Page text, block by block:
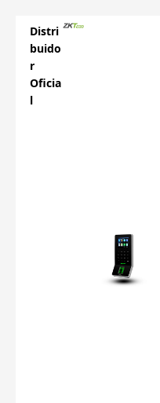
Distri
buido
r
Oficia
l